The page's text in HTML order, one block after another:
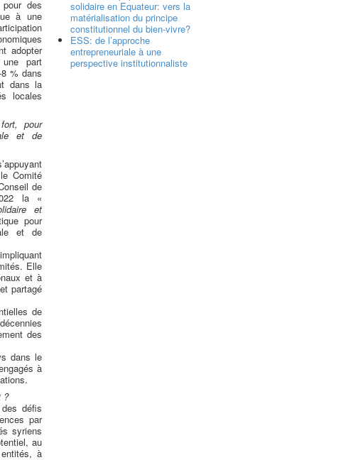
des
à une
adopter
une part
% dans
dans la
locales
pour
et de
Comité
de
la «
et
pour
et de
Elle
et à
partagé
de
des
dans le
à
?
défis
par
syriens
au
à
solidaire en Equateur: vers la
matérialisation du principe
constitutionnel du bien-vivre?
ESS: de l’approche
entrepreneuriale à une
perspective institutionnaliste